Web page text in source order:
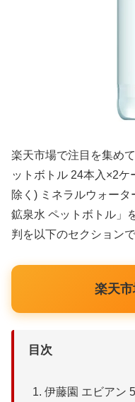
楽天市場で注目を集め
ットボトル 24本入×2
除く) ミネラルウォー
鉱泉水 ペットボトル」
判を以下のセクション
楽天
目次
伊藤園 エビアン